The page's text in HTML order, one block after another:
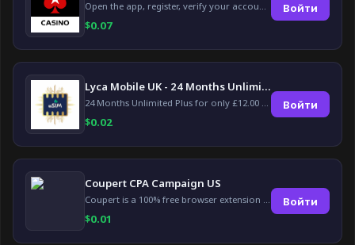
$0.07
Войти
Lyca Mobile UK - 24 Months Unlimited Plus!
$0.02
Войти
Coupert CPA Campaign US
$0.01
Войти